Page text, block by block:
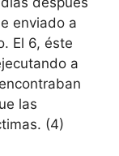
enviado a
El 6, éste
a
las
(4)